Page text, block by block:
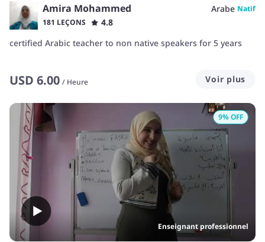
Amira Mohammed Arabe Natif
181 LEÇONS
4.8
certified Arabic teacher to non native speakers for 5 years
USD 6.00 / Heure Voir plus
Enseignant professionnel
9% OFF